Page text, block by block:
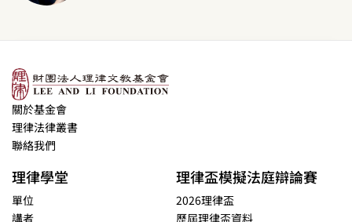
關於基金會
理律法律叢書
聯絡我們
理律學堂
單位
講者
理律盃模擬法庭辯論賽
2026理律盃
歷屆理律盃資料